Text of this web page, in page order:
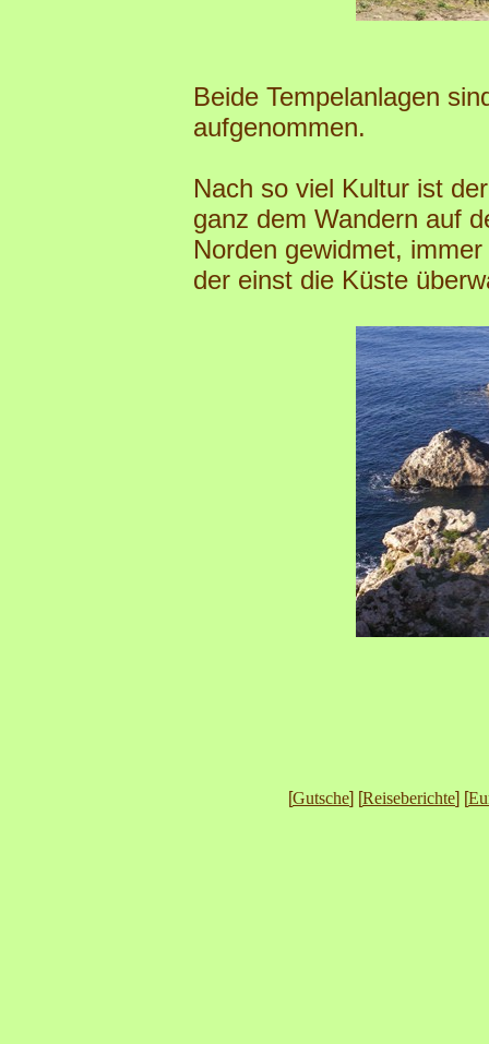
Beide Tempelanlagen
aufgenommen.
Nach so viel Kultur ist
ganz dem Wandern auf
Norden gewidmet,
der einst die Küste
[Gutsche] [Reiseberichte] [